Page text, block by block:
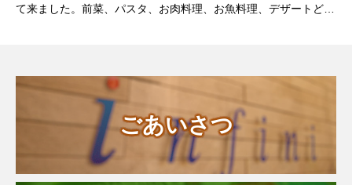
て来ました。前菜、パスタ、お肉料理、お魚料理、デザートどれ
ごあいさつ